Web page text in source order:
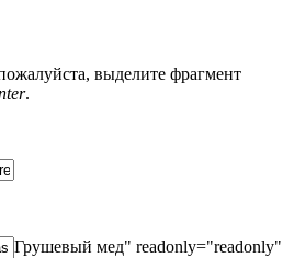
выделите фрагмент
.
Грушевый мед" readonly="readonly"